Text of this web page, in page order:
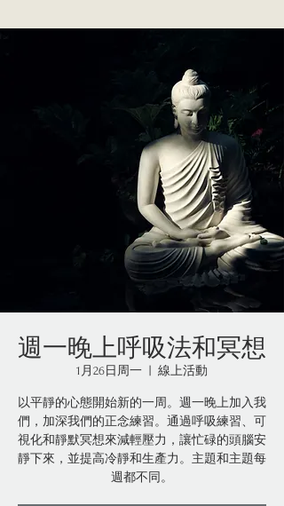
週一晚上呼吸法和冥想
1月26日周一 線上活動
以平靜的心態開始新的一周。週一晚上加入我
們，加深我們的正念練習。通過呼吸練習、可
視化和靜默冥想來減輕壓力，讓忙碌的頭腦安
靜下來，並提高冷靜和生產力。主題和主題每
週都不同。